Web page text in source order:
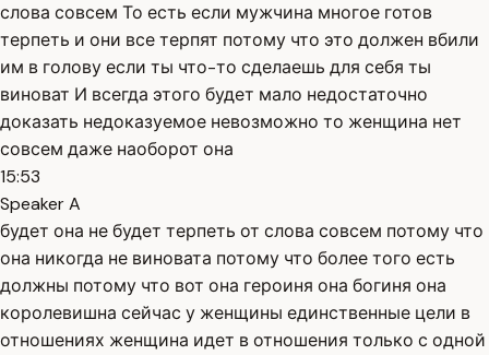
слова совсем То есть если мужчина многое готов
терпеть и они все терпят потому что это должен вбили
им в голову если ты что-то сделаешь для себя ты
виноват И всегда этого будет мало недостаточно
доказать недоказуемое невозможно то женщина нет
совсем даже наоборот она
15:53
Speaker A
будет она не будет терпеть от слова совсем потому что
она никогда не виновата потому что более того есть
должны потому что вот она героиня она богиня она
королевишна сейчас у женщины единственные цели в
отношениях женщина идет в отношения только с одной